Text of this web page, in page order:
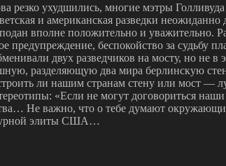
ухудшились, многие мэтры
и американская разведки
вполне положительно и уважительно.
беспокойство за судьбу
двух разведчиков на мосту, но не в
разделяющую два мира берлинскую
ли нашим странам стену или мост —
«Если не могут договориться
Не важно, что о тебе думают
элиты США…